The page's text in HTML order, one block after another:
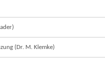
(Dr. M. Klemke)